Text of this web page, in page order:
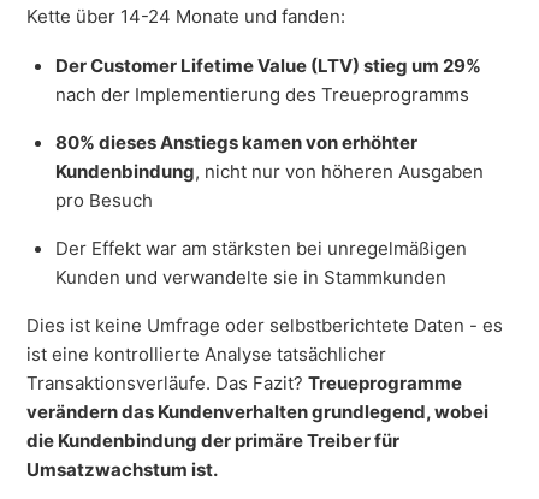
Kette über 14-24 Monate und fanden:
Der Customer Lifetime Value (LTV) stieg um 29%
nach der Implementierung des Treueprogramms
80% dieses Anstiegs kamen von erhöhter
Kundenbindung, nicht nur von höheren Ausgaben
pro Besuch
Der Effekt war am stärksten bei unregelmäßigen
Kunden und verwandelte sie in Stammkunden
Dies ist keine Umfrage oder selbstberichtete Daten - es
ist eine kontrollierte Analyse tatsächlicher
Transaktionsverläufe. Das Fazit?Treueprogramme
verändern das Kundenverhalten grundlegend, wobei
die Kundenbindung der primäre Treiber für
Umsatzwachstum ist.